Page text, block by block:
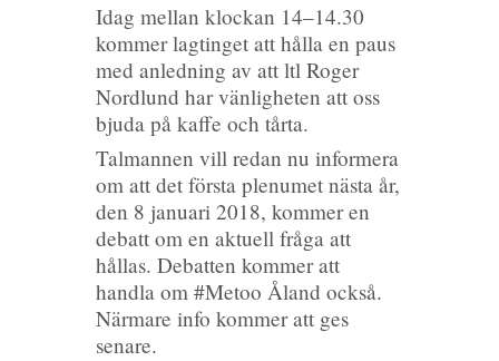
Idag mellan klockan 14–14.30
kommer lagtinget att hålla en paus
med anledning av att ltl Roger
Nordlund har vänligheten att oss
bjuda på kaffe och tårta.
Talmannen vill redan nu informera
om att det första plenumet nästa år,
den 8 januari 2018, kommer en
debatt om en aktuell fråga att
hållas. Debatten kommer att
handla om #Metoo Åland också.
Närmare info kommer att ges
senare.